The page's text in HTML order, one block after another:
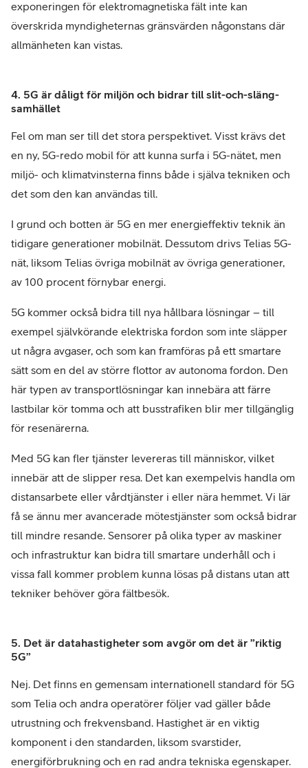
exponeringen för elektromagnetiska fält inte kan
överskrida myndigheternas gränsvärden någonstans där
allmänheten kan vistas.
4. 5G är dåligt för miljön och bidrar till slit-och-släng-
samhället
Fel om man ser till det stora perspektivet. Visst krävs det
en ny, 5G-redo mobil för att kunna surfa i 5G-nätet, men
miljö- och klimatvinsterna finns både i själva tekniken och
det som den kan användas till.
I grund och botten är 5G en mer energieffektiv teknik än
tidigare generationer mobilnät. Dessutom drivs Telias 5G-
nät, liksom Telias övriga mobilnät av övriga generationer,
av 100 procent förnybar energi.
5G kommer också bidra till nya hållbara lösningar – till
exempel självkörande elektriska fordon som inte släpper
ut några avgaser, och som kan framföras på ett smartare
sätt som en del av större flottor av autonoma fordon. Den
här typen av transportlösningar kan innebära att färre
lastbilar kör tomma och att busstrafiken blir mer tillgänglig
för resenärerna.
Med 5G kan fler tjänster levereras till människor, vilket
innebär att de slipper resa. Det kan exempelvis handla om
distansarbete eller vårdtjänster i eller nära hemmet. Vi lär
få se ännu mer avancerade mötestjänster som också bidrar
till mindre resande. Sensorer på olika typer av maskiner
och infrastruktur kan bidra till smartare underhåll och i
vissa fall kommer problem kunna lösas på distans utan att
tekniker behöver göra fältbesök.
5. Det är datahastigheter som avgör om det är ”riktig
5G”
Nej. Det finns en gemensam internationell standard för 5G
som Telia och andra operatörer följer vad gäller både
utrustning och frekvensband. Hastighet är en viktig
komponent i den standarden, liksom svarstider,
energiförbrukning och en rad andra tekniska egenskaper.